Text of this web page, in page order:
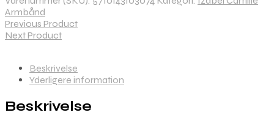
Armbånd
Previous Product
Next Product
Beskrivelse
Yderligere information
Beskrivelse